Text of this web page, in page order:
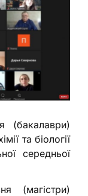
(бакалаври)
та біології
середньої
(магістри)